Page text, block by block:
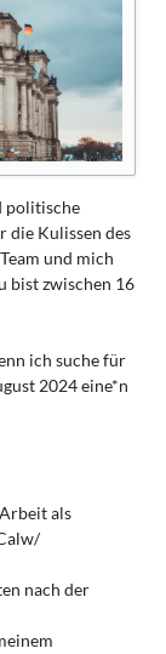
politische
die Kulissen des
und mich
bist zwischen 16
ich suche für
2024 eine*n
als
nach der